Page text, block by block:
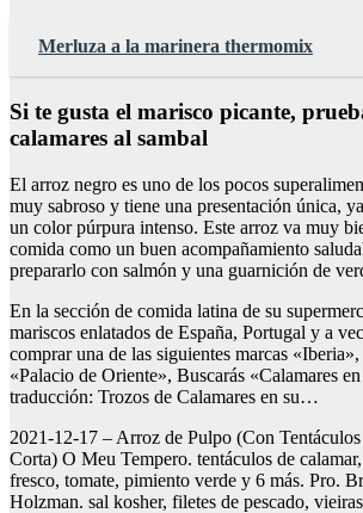
Merluza a la marinera thermomix
Si te gusta el marisco picante,
calamares al sambal
El arroz negro es uno de los pocos
muy sabroso y tiene una presentación única,
un color púrpura intenso. Este arroz va muy
comida como un buen acompañamiento
prepararlo con salmón y una guarnición de
En la sección de comida latina de su
mariscos enlatados de España, Portugal y a
comprar una de las siguientes marcas
«Palacio de Oriente», Buscarás «Calamares
traducción: Trozos de Calamares en su…
2021-12-17 – Arroz de Pulpo (Con
Corta) O Meu Tempero. tentáculos de
fresco, tomate, pimiento verde y 6 más. Pro.
Holzman. sal kosher, filetes de pescado,